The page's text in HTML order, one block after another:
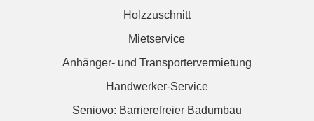
Holzzuschnitt
Mietservice
Anhänger- und Transportervermietung
Handwerker-Service
Seniovo: Barrierefreier Badumbau